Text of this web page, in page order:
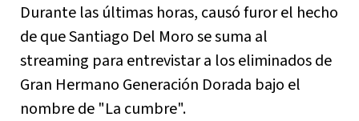
Durante las últimas horas, causó furor el hecho
de que Santiago Del Moro se suma al
streaming para entrevistar a los eliminados de
Gran Hermano Generación Dorada bajo el
nombre de "La cumbre".